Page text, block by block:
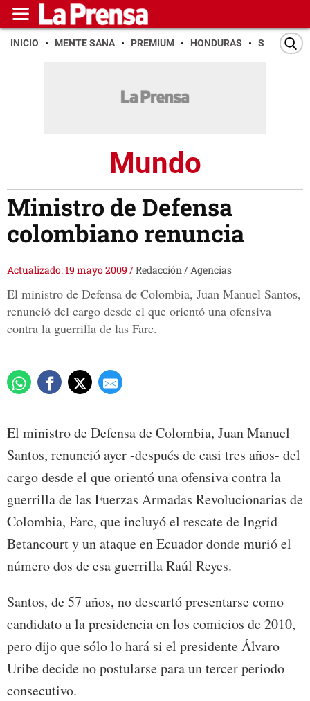
INICIO MENTE SANA PREMIUM HONDURAS SAN PEDRO
Mundo
Ministro de Defensa
colombiano renuncia
Actualizado: 19 mayo 2009 /Redacción / Agencias
El ministro de Defensa de Colombia, Juan Manuel Santos,
renunció del cargo desde el que orientó una ofensiva
contra la guerrilla de las Farc.
El ministro de Defensa de Colombia, Juan Manuel
Santos, renunció ayer -después de casi tres años- del
cargo desde el que orientó una ofensiva contra la
guerrilla de las Fuerzas Armadas Revolucionarias de
Colombia, Farc, que incluyó el rescate de Ingrid
Betancourt y un ataque en Ecuador donde murió el
número dos de esa guerrilla Raúl Reyes.
Santos, de 57 años, no descartó presentarse como
candidato a la presidencia en los comicios de 2010,
pero dijo que sólo lo hará si el presidente Álvaro
Uribe decide no postularse para un tercer periodo
consecutivo.